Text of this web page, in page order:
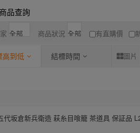
品查詢
商品狀況 有直購價
高到低 結標時間 圖片
代坂倉新兵衛造 萩糸目喰籠 茶道具 保証品